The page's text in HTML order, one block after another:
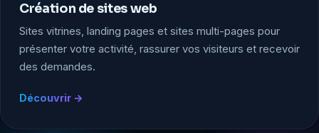
Création de sites web
Sites vitrines, landing pages et sites multi-pages pour
présenter votre activité, rassurer vos visiteurs et recevoir
des demandes.
Découvrir